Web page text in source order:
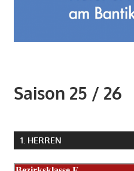
Saison 25 / 26
1. HERREN